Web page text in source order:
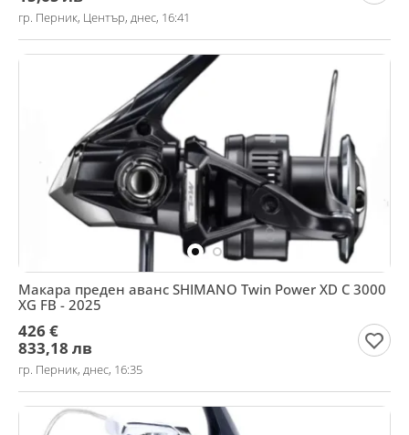
гр. Перник, Център, днес, 16:41
Макара преден аванс SHIMANO Twin Power XD C 3000
XG FB - 2025
426 €
833,18 лв
гр. Перник, днес, 16:35